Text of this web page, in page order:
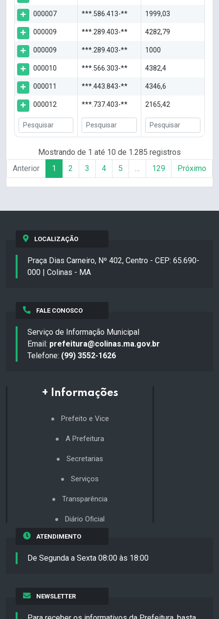
000007 ***.586.413-** 1999,03
000009 ***.289.403-** 4282,79
000009 ***.289.403-** 1000
000010 ***.566.303-** 4382,4
000011 ***.443.843-** 4346,6
000012 ***.737.403-** 2165,42
Mostrando de 1 até 10 de 1.285 registros
Anterior
1 2 3 4 5 … 129 Próximo
LOCALIZAÇÃO
Praça Dias Carneiro, Nº 402, Centro - CEP: 65.690-
000 | Colinas - MA
FALE CONOSCO
Serviço de Informação Municipal
Email: prefeitura@colinas.ma.gov.br
Telefone: (99) 3552-1626
+ Informações
Prefeito e Vice
A Prefeitura
Secretarias
Serviços
Transparência
Diário Oficial
ATENDIMENTO
De Segunda a Sexta 08:00 às 18:00
NEWSLETTER